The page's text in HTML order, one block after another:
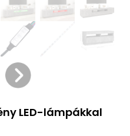
LED-lámpákkal